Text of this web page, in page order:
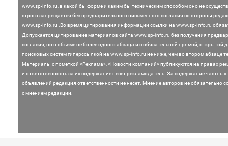
www.sp-info.ru, в какой бы форме и каким бы техническим способом оно не
строго запрещается без предварительного письменного согласия со стороны
www.sp-info.ru .Во время цитирования информации ссылки на www.sp-info.ru
Допускается цитирование материалов сайта www.sp-info.ru без получения
согласия, но в объеме не более одного абзаца и с обязательной прямой, открытой
поисковых систем гиперссылкой на www.sp-info.ru не ниже, чем во втором абзаце
Материалы с пометкой «Реклама», «Новости компаний» публикуются на правах
и ответственность за их содержание несет рекламодатель. За содержание частных
объявлений редакция ответственности не несет. Мнениеавторов не обязательно
с мнением редакции.